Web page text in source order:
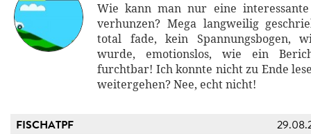
Wie kann man nur eine
verhunzen? Mega langweilig
total fade, kein Spannungsbogen,
wurde, emotionslos, wie ein
furchtbar! Ich konnte nicht zu Ende
weitergehen? Nee, echt nicht!
FISCHATPF